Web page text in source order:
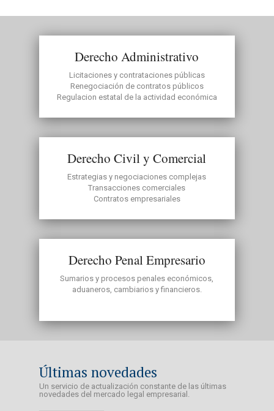
Derecho Administrativo
Licitaciones y contrataciones públicas
Renegociación de contratos públicos
Regulacion estatal de la actividad económica
Derecho Civil y Comercial
Estrategias y negociaciones complejas
Transacciones comerciales
Contratos empresariales
Derecho Penal Empresario
Sumarios y procesos penales económicos,
aduaneros, cambiarios y financieros.
Últimas novedades
Un servicio de actualización constante de las últimas
novedades del mercado legal empresarial.